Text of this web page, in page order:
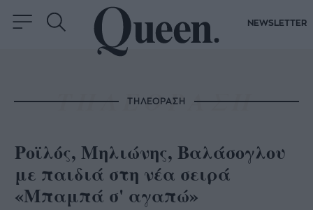
NEWSLETTER
ΤΗΛΕΟΡΑΣΗ
Ροϊλός, Μηλιώνης, Βαλάσογλου
με παιδιά στη νέα σειρά
«Μπαμπά σ' αγαπώ»